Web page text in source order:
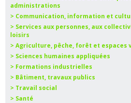
administrations
> Communication, information et
> Services aux personnes, aux
loisirs
> Agriculture, pêche, forêt et espaces
> Sciences humaines appliquées
> Formations industrielles
> Bâtiment, travaux publics
> Travail social
> Santé